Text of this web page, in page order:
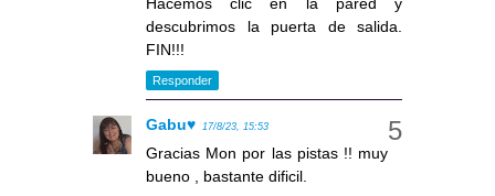
descubrimos la puerta de salida.
FIN!!!
Responder
Gabu♥ 17/8/23, 15:53
Gracias Mon por las pistas !! muy
bueno , bastante dificil.